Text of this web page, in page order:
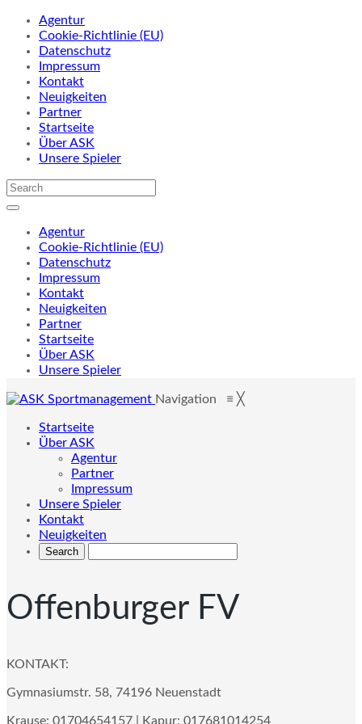
Agentur
Cookie-Richtlinie (EU)
Datenschutz
Impressum
Kontakt
Neuigkeiten
Partner
Startseite
Über ASK
Unsere Spieler
Agentur
Cookie-Richtlinie (EU)
Datenschutz
Impressum
Kontakt
Neuigkeiten
Partner
Startseite
Über ASK
Unsere Spieler
Navigation ≡ ╳
Startseite
Über ASK
Agentur
Partner
Impressum
Unsere Spieler
Kontakt
Neuigkeiten
Offenburger FV
KONTAKT:
Gymnasiumstr. 58, 74196 Neuenstadt
Krause: 01704654157 | Kapur: 017681014254